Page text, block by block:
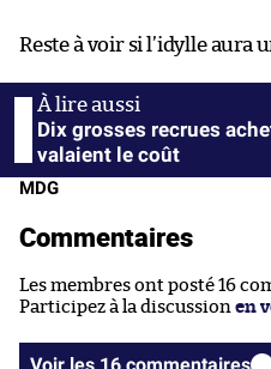
Reste à voir si l’idylle aura
Dix grosses recrues
valaient le coût
MDG
Commentaires
Les membres ont posté 16
Participez à la discussion en